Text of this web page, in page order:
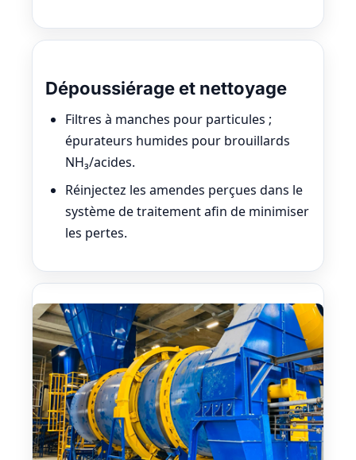
Dépoussiérage et nettoyage
Filtres à manches pour particules ;
épurateurs humides pour brouillards
NH₃/acides.
Réinjectez les amendes perçues dans le
système de traitement afin de minimiser
les pertes.